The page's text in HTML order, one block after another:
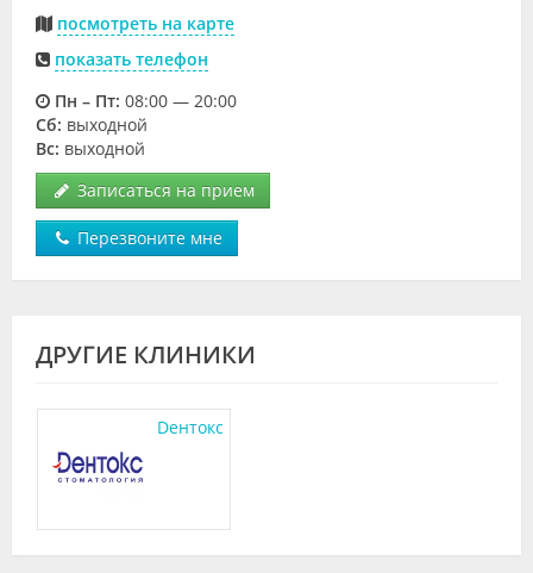
посмотреть на карте
показать телефон
Пн – Пт: 08:00 — 20:00
Cб: выходной
Вс: выходной
Записаться на прием
Перезвоните мне
ДРУГИЕ КЛИНИКИ
Dентокс